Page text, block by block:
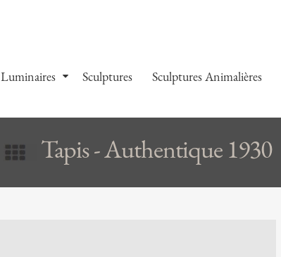
Luminaires Sculptures Sculptures Animalières
Tapis - Authentique 1930